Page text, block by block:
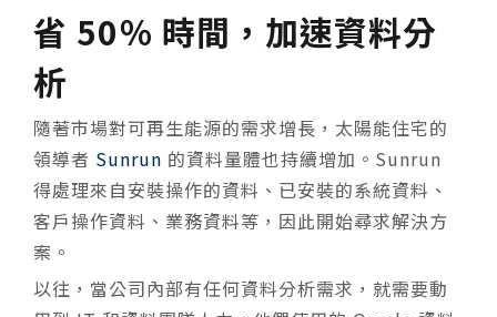
省 50％ 時間，加速資料分
析
隨著市場對可再生能源的需求增長，太陽能住宅的
領導者 Sunrun 的資料量體也持續增加。Sunrun
得處理來自安裝操作的資料、已安裝的系統資料、
客戶操作資料、業務資料等，因此開始尋求解決方
案。
以往，當公司內部有任何資料分析需求，就需要動